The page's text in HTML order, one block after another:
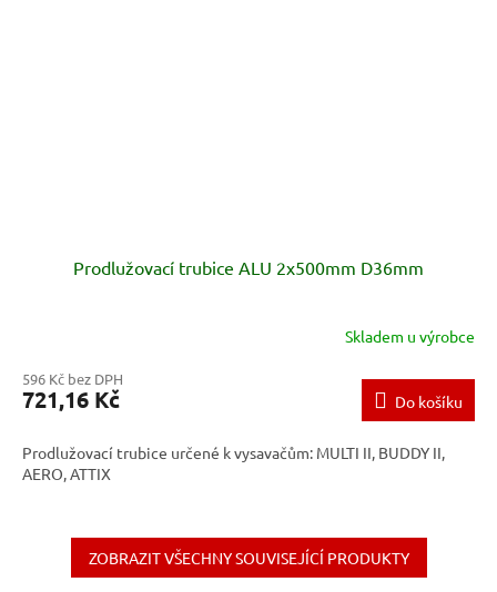
Prodlužovací trubice ALU 2x500mm D36mm
Skladem u výrobce
596 Kč bez DPH
721,16 Kč Do košíku
Prodlužovací trubice určené k vysavačům: MULTI II, BUDDY II,
AERO, ATTIX
ZOBRAZIT VŠECHNY SOUVISEJÍCÍ PRODUKTY